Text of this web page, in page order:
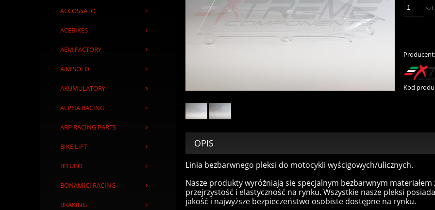
ACCOSSATO
ACEBIKES
AEM FACTORY
AiM SOLO
AKUMULATORY
ALPHA RACING
ARP RACING PARTS
BIKE LIFT
BITUBO
BONAMICI RACING
BRAKING
szt.
Producent:
Kod
OPIS
Linia bezbarwnego pleksi do motocykli wyścigowych/ulicznych.
Nasze produkty wyróżniają się specjalnym bezbarwnym
przejrzystość i elastyczność na rynku. Wszystkie nasze pleksi
jakość i najwyższe bezpieczeństwo osobiste dostępne na rynku.